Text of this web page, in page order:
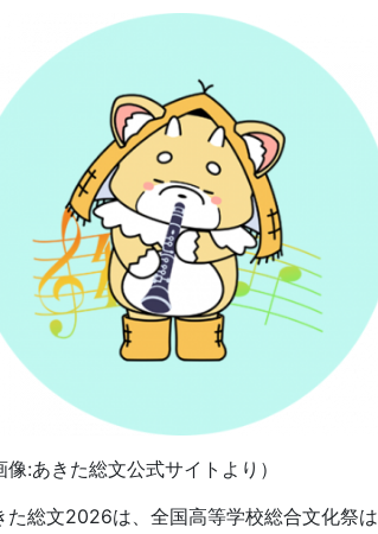
像:あきた総文公式サイトより）
た総文2026は、 全国高等学校総合文化祭は